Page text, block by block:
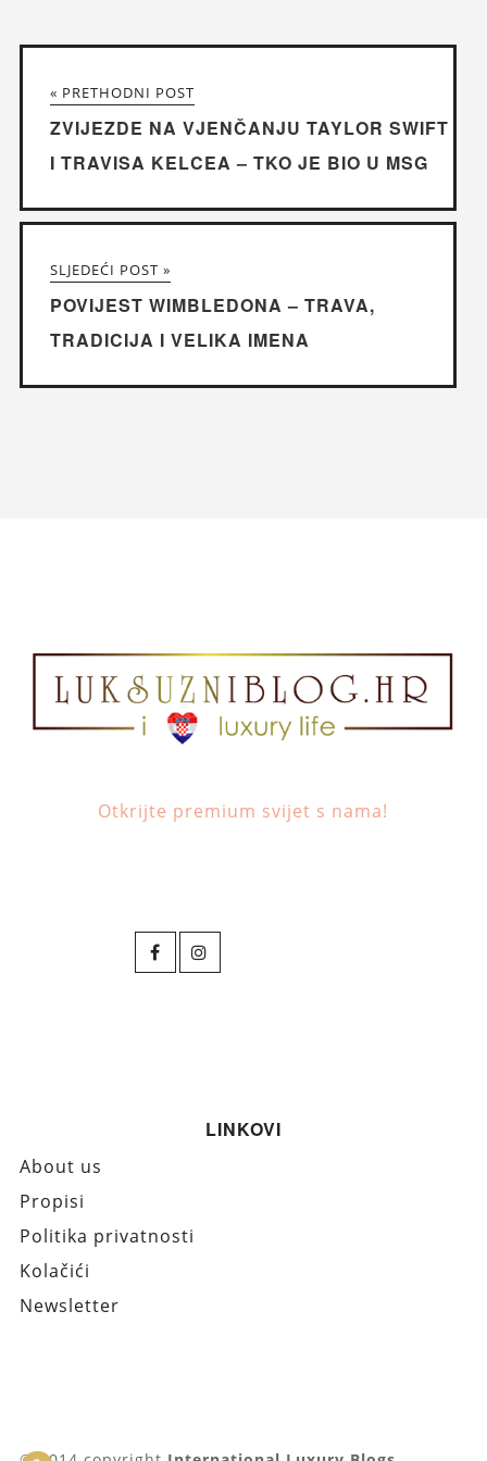
« PRETHODNI POST
ZVIJEZDE NA VJENČANJU TAYLOR SWIFT
I TRAVISA KELCEA – TKO JE BIO U MSG
SLJEDEĆI POST »
POVIJEST WIMBLEDONA – TRAVA,
TRADICIJA I VELIKA IMENA
Otkrijte premium svijet s nama!
LINKOVI
About us
Propisi
Politika privatnosti
Kolačići
Newsletter